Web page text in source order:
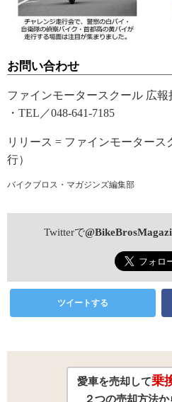
お問い合わせ
ファインモータースクール 広報
・TEL／048-641-7185
リリース = ファインモータース
行）
バイクブロス・マガジンズ編集部
Twitterで
ツイートする
愛車を売却して乗
２つの売却方法か